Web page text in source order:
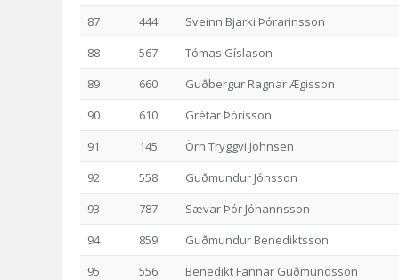
87
444
Sveinn Bjarki Þórarinsson
88
567
Tómas Gíslason
89
660
Guðbergur Ragnar Ægisson
90
610
Grétar Þórisson
91
145
Örn Tryggvi Johnsen
92
558
Guðmundur Jónsson
93
787
Sævar Þór Jóhannsson
94
859
Guðmundur Benediktsson
95
556
Benedikt Fannar Guðmundsson